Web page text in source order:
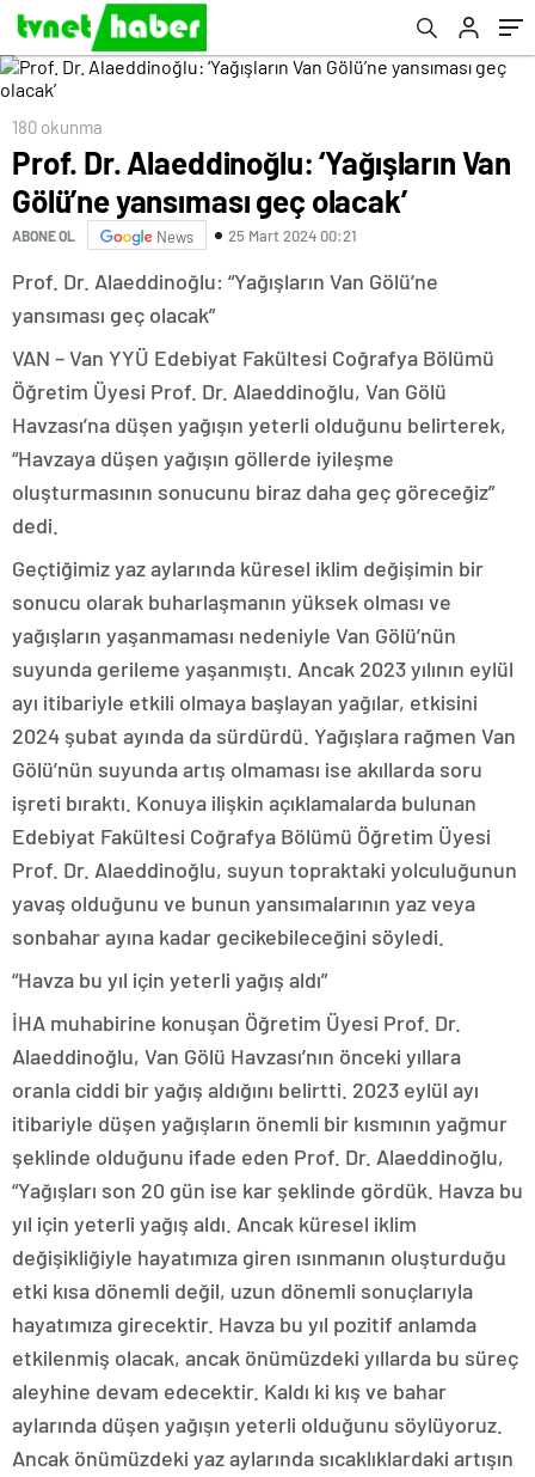
180 okunma
Prof. Dr. Alaeddinoğlu: ‘Yağışların Van
Gölü’ne yansıması geç olacak’
ABONE OL News 25 Mart 2024 00:21
Prof. Dr. Alaeddinoğlu: “Yağışların Van Gölü’ne
yansıması geç olacak”
VAN – Van YYÜ Edebiyat Fakültesi Coğrafya Bölümü
Öğretim Üyesi Prof. Dr. Alaeddinoğlu, Van Gölü
Havzası’na düşen yağışın yeterli olduğunu belirterek,
“Havzaya düşen yağışın göllerde iyileşme
oluşturmasının sonucunu biraz daha geç göreceğiz”
dedi.
Geçtiğimiz yaz aylarında küresel iklim değişimin bir
sonucu olarak buharlaşmanın yüksek olması ve
yağışların yaşanmaması nedeniyle Van Gölü’nün
suyunda gerileme yaşanmıştı. Ancak 2023 yılının eylül
ayı itibariyle etkili olmaya başlayan yağılar, etkisini
2024 şubat ayında da sürdürdü. Yağışlara rağmen Van
Gölü’nün suyunda artış olmaması ise akıllarda soru
işreti bıraktı. Konuya ilişkin açıklamalarda bulunan
Edebiyat Fakültesi Coğrafya Bölümü Öğretim Üyesi
Prof. Dr. Alaeddinoğlu, suyun topraktaki yolculuğunun
yavaş olduğunu ve bunun yansımalarının yaz veya
sonbahar ayına kadar gecikebileceğini söyledi.
“Havza bu yıl için yeterli yağış aldı”
İHA muhabirine konuşan Öğretim Üyesi Prof. Dr.
Alaeddinoğlu, Van Gölü Havzası’nın önceki yıllara
oranla ciddi bir yağış aldığını belirtti. 2023 eylül ayı
itibariyle düşen yağışların önemli bir kısmının yağmur
şeklinde olduğunu ifade eden Prof. Dr. Alaeddinoğlu,
“Yağışları son 20 gün ise kar şeklinde gördük. Havza bu
yıl için yeterli yağış aldı. Ancak küresel iklim
değişikliğiyle hayatımıza giren ısınmanın oluşturduğu
etki kısa dönemli değil, uzun dönemli sonuçlarıyla
hayatımıza girecektir. Havza bu yıl pozitif anlamda
etkilenmiş olacak, ancak önümüzdeki yıllarda bu süreç
aleyhine devam edecektir. Kaldı ki kış ve bahar
aylarında düşen yağışın yeterli olduğunu söylüyoruz.
Ancak önümüzdeki yaz aylarında sıcaklıklardaki artışın